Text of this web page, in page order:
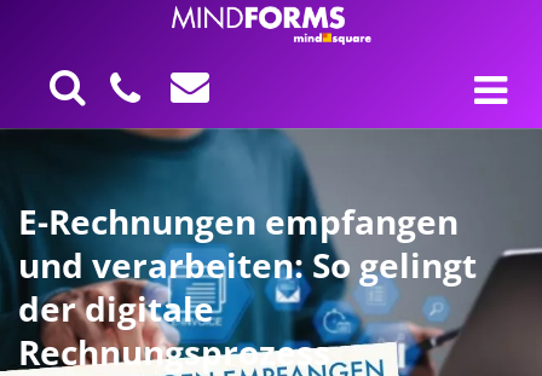
E-Rechnungen empfangen
und verarbeiten: So gelingt
der digitale
Rechnungsprozess